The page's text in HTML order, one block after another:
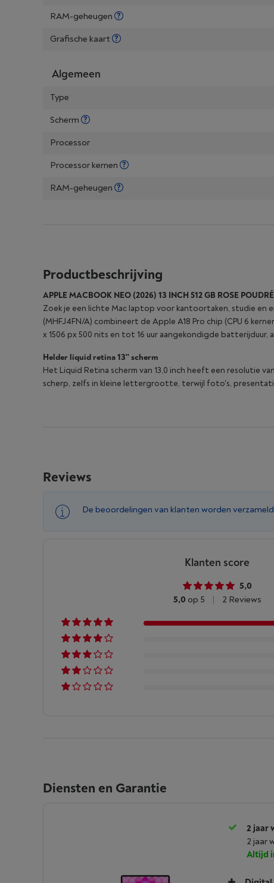
RAM-geheugen
Grafische kaart
Algemeen
Type
Scherm
Processor
Processor kernen
RAM-geheugen
Productbeschrijving
APPLE MACBOOK NEO (2026) 13 INCH 512 GB ROSE POUDRÉ
Zoek je een lichte Mac laptop voor kantoortaken, studie en
(MHFJ4FN/A) combineert de Apple A18 Pro chip (CPU 6
x 1506 px 500 nits en tot 16 uur aangekondigde batterijduur,
Helder liquid retina 13'' scherm
Het Liquid Retina scherm van 13,0 inch heeft een resolutie
scherp, zelfs in kleine lettergrootte, terwijl foto's,
Reviews
De beoordelingen van klanten worden
Klanten score
5,0
5,0 op 5 | 2 Reviews
Diensten en Garantie
2 jaar
2 jaar
Altijd